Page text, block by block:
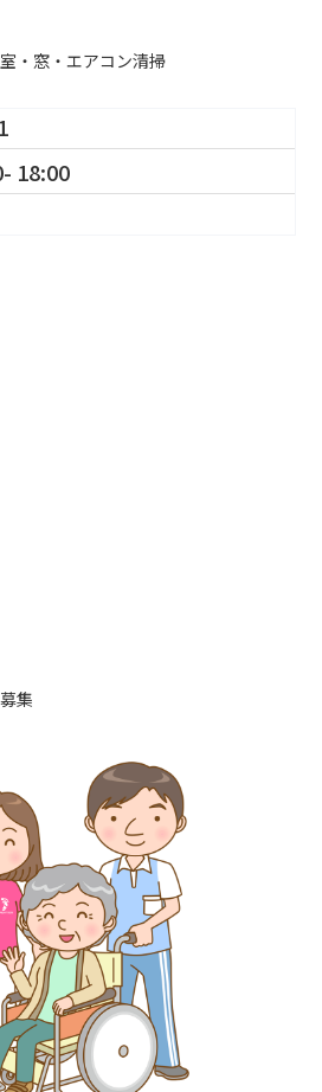
集
・窓・エアコン清掃
18:00